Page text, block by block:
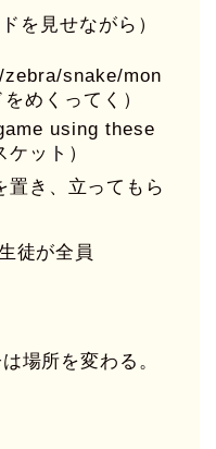
を見せながら）
snake/mon
めくってく）
using these
ット）
置き、立ってもら
徒が全員
場所を変わる。